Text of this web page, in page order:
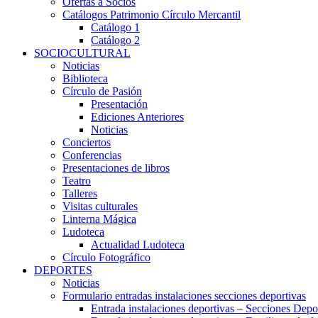
Catálogos Patrimonio Círculo Mercantil
Catálogo 1
Catálogo 2
SOCIOCULTURAL
Noticias
Biblioteca
Círculo de Pasión
Presentación
Ediciones Anteriores
Noticias
Conciertos
Conferencias
Presentaciones de libros
Teatro
Talleres
Visitas culturales
Linterna Mágica
Ludoteca
Actualidad Ludoteca
Círculo Fotográfico
DEPORTES
Noticias
Formulario entradas instalaciones secciones deportivas
Entrada instalaciones deportivas – Secciones